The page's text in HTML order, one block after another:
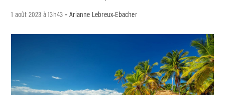
1 août 2023 à 13h43 -Arianne Lebreux-Ebacher